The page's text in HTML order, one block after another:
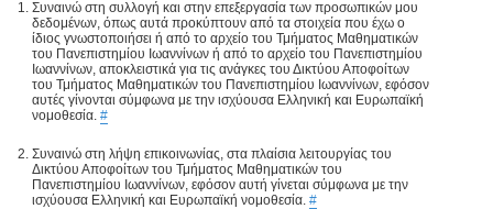
Συναινώ στη συλλογή και στην επεξεργασία των προσωπικών μου
δεδομένων, όπως αυτά προκύπτουν από τα στοιχεία που έχω ο
ίδιος γνωστοποιήσει ή από το αρχείο του Τμήματος Μαθηματικών
του Πανεπιστημίου Ιωαννίνων ή από το αρχείο του Πανεπιστημίου
Ιωαννίνων, αποκλειστικά για τις ανάγκες του Δικτύου Αποφοίτων
του Τμήματος Μαθηματικών του Πανεπιστημίου Ιωαννίνων, εφόσον
αυτές γίνονται σύμφωνα με την ισχύουσα Ελληνική και Ευρωπαϊκή
νομοθεσία. #
Συναινώ στη λήψη επικοινωνίας, στα πλαίσια λειτουργίας του
Δικτύου Αποφοίτων του Τμήματος Μαθηματικών του
Πανεπιστημίου Ιωαννίνων, εφόσον αυτή γίνεται σύμφωνα με την
ισχύουσα Ελληνική και Ευρωπαϊκή νομοθεσία. #